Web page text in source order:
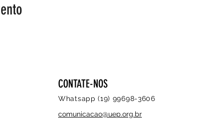
CONTATE-NOS
Whatsapp (19) 99698-3606
comunicacao@uep.org.br